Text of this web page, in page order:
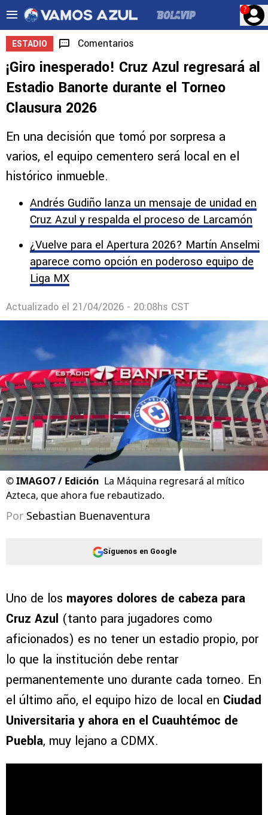
?
ESTADIO Comentarios
¡Giro inesperado! Cruz Azul regresará al
Estadio Banorte durante el Torneo
Clausura 2026
En una decisión que tomó por sorpresa a
varios, el equipo cementero será local en el
histórico inmueble.
Andrés Gudiño lanza un mensaje de unidad en
Cruz Azul y respalda el proceso de Larcamón
¿Vuelve para el Apertura 2026? Martín Anselmi
aparece como opción en poderoso equipo de
Liga MX
Actualizado el 21/04/2026 - 20:08hs CST
©IMAGO7 / Edición La Máquina regresará al mítico
Azteca, que ahora fue rebautizado.
Por Sebastian Buenaventura
Síguenos en Google
Uno de los mayores dolores de cabeza para
Cruz Azul (tanto para jugadores como
aficionados) es no tener un estadio propio, por
lo que la institución debe rentar
permanentemente uno durante cada torneo. En
el último año, el equipo hizo de local en Ciudad
Universitaria y ahora en el Cuauhtémoc de
Puebla, muy lejano a CDMX.